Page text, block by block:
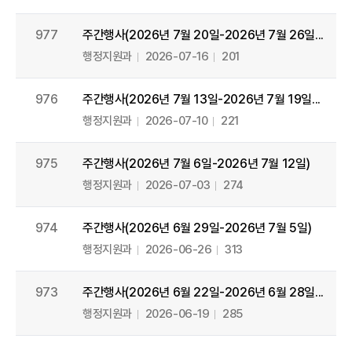
977 주간행사(2026년 7월 20일-2026년 7월 26일...
행정지원과 2026-07-16 201
976 주간행사(2026년 7월 13일-2026년 7월 19일...
행정지원과 2026-07-10 221
975 주간행사(2026년 7월 6일-2026년 7월 12일)
행정지원과 2026-07-03 274
974 주간행사(2026년 6월 29일-2026년 7월 5일)
행정지원과 2026-06-26 313
973 주간행사(2026년 6월 22일-2026년 6월 28일...
행정지원과 2026-06-19 285